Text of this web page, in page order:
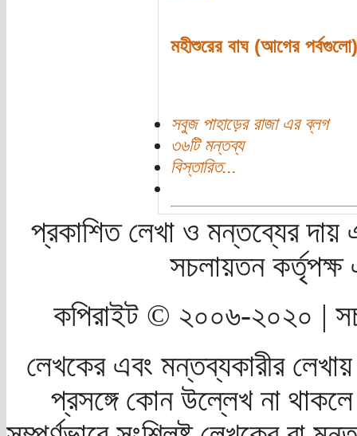
মহীশুরের বাঘ (আগের পর্বগুলো)
সবুজ পাহাড়ের রাজা এর ব্লগ
৩৬টি মন্তব্য
বিস্তারিত...
প্রকাশিত লেখা ও মন্তব্যের দায়
সচলায়তন
কপিরাইট © ২০০৬-২০২০ |
লেখকের এবং মন্তব্যকারীর
প্রসঙ্গে কোন উল্লেখ না